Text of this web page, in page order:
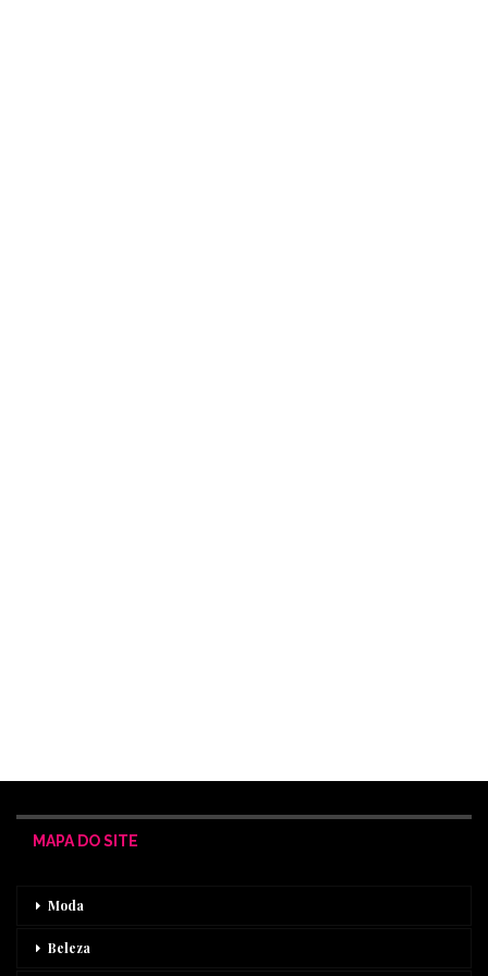
MAPA DO SITE
Moda
Beleza